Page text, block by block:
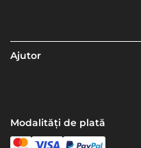
Ajutor
Modalități de plată